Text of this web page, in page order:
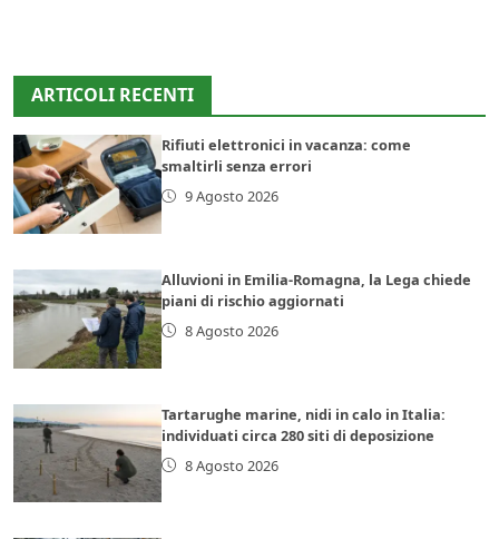
ARTICOLI RECENTI
Rifiuti elettronici in vacanza: come
smaltirli senza errori
9 Agosto 2026
Alluvioni in Emilia-Romagna, la Lega chiede
piani di rischio aggiornati
8 Agosto 2026
Tartarughe marine, nidi in calo in Italia:
individuati circa 280 siti di deposizione
8 Agosto 2026